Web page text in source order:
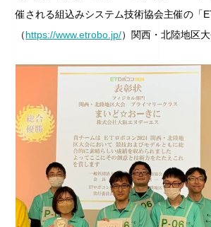
催される組込みシステム技術協会主催の「
（https://www.etrobo.jp/）関西・北陸地区